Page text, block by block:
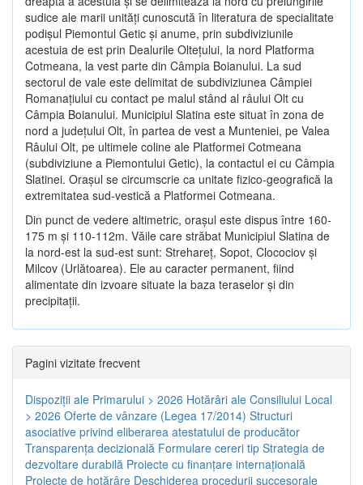
sudice ale marii unităţi cunoscută în literatura de specialitate
podişul Piemontul Getic şi anume, prin subdiviziunile
acestuia de est prin Dealurile Olteţului, la nord Platforma
Cotmeana, la vest parte din Câmpia Boianului. La sud
sectorul de vale este delimitat de subdiviziunea Câmpiei
Romanaţiului cu contact pe malul stând al râului Olt cu
Câmpia Boianului. Municipiul Slatina este situat în zona de
nord a judeţului Olt, în partea de vest a Munteniei, pe Valea
Râului Olt, pe ultimele coline ale Platformei Cotmeana
(subdiviziune a Piemontului Getic), la contactul ei cu Câmpia
Slatinei. Oraşul se circumscrie ca unitate fizico-geografică la
extremitatea sud-vestică a Platformei Cotmeana.
Din punct de vedere altimetric, oraşul este dispus între 160-
175 m şi 110-112m. Văile care străbat Municipiul Slatina de
la nord-est la sud-est sunt: Strehareţ, Sopot, Clocociov şi
Milcov (Urlătoarea). Ele au caracter permanent, fiind
alimentate din izvoare situate la baza teraselor şi din
precipitaţii.
Pagini vizitate frecvent
Dispoziţii ale Primarului > 2026 Hotărâri ale Consiliului Local
> 2026 Oferte de vânzare (Legea 17/2014) Structuri
asociative privind eliberarea atestatului de producător
Transparenţa decizională Formulare cereri tip Strategia de
dezvoltare durabilă Proiecte cu finanţare internaţională
Proiecte de hotărâre Deschiderea procedurii succesorale